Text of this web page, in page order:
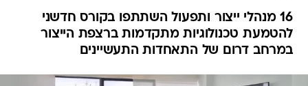
16 מנהלי ייצור ותפעול השתתפו בקורס חדשני
להטמעת טכנולוגיות מתקדמות ברצפת הייצור
במרחב דרום של התאחדות התעשיינים